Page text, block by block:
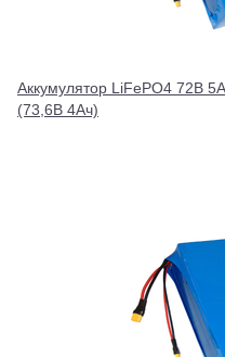
Аккумулятор LiFePO4 72В
(73,6В 4Ач)